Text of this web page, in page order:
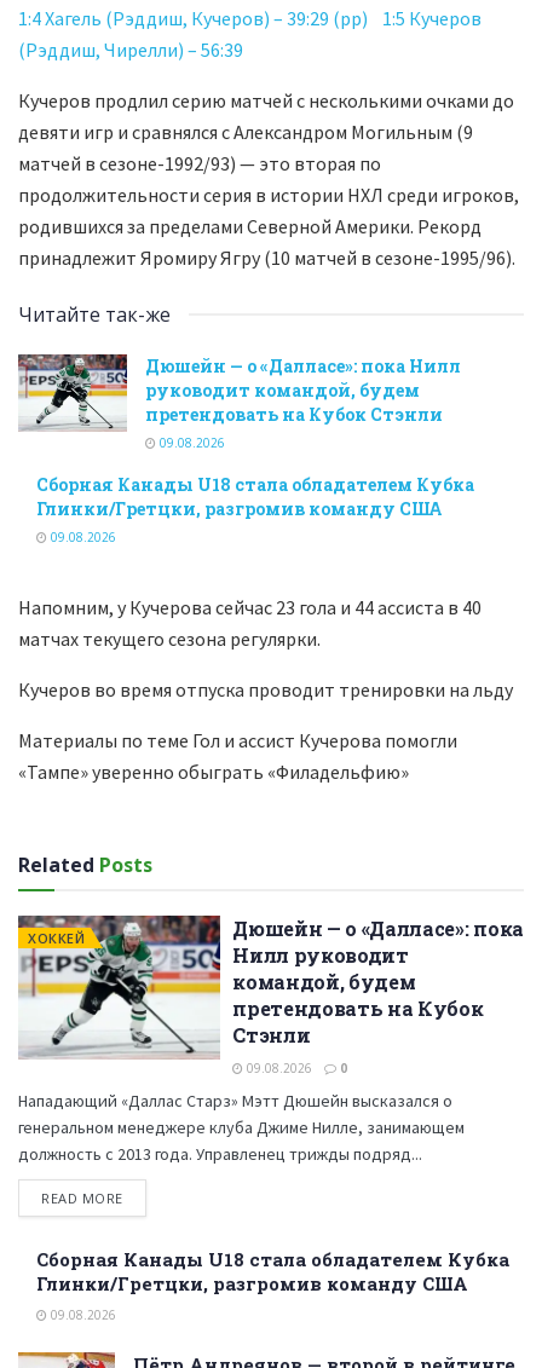
1:4 Хагель (Рэддиш, Кучеров) – 39:29 (pp) 1:5 Кучеров
(Рэддиш, Чирелли) – 56:39
Кучеров продлил серию матчей с несколькими очками до
девяти игр и сравнялся с Александром Могильным (9
матчей в сезоне-1992/93) — это вторая по
продолжительности серия в истории НХЛ среди игроков,
родившихся за пределами Северной Америки. Рекорд
принадлежит Яромиру Ягру (10 матчей в сезоне-1995/96).
Читайте так-же
Дюшейн — о «Далласе»: пока Нилл
руководит командой, будем
претендовать на Кубок Стэнли
09.08.2026
Сборная Канады U18 стала обладателем Кубка
Глинки/Гретцки, разгромив команду США
09.08.2026
Напомним, у Кучерова сейчас 23 гола и 44 ассиста в 40
матчах текущего сезона регулярки.
Кучеров во время отпуска проводит тренировки на льду
Материалы по теме Гол и ассист Кучерова помогли
«Тампе» уверенно обыграть «Филадельфию»
Related Posts
ХОККЕЙ
Дюшейн — о «Далласе»: пока
Нилл руководит
командой, будем
претендовать на Кубок
Стэнли
09.08.2026 0
Нападающий «Даллас Старз» Мэтт Дюшейн высказался о
генеральном менеджере клуба Джиме Нилле, занимающем
должность с 2013 года. Управленец трижды подряд...
READ MORE
Сборная Канады U18 стала обладателем Кубка
Глинки/Гретцки, разгромив команду США
09.08.2026